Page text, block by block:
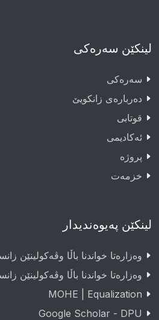
لینکێن سەرەکی
سەرەکى
دەربارەى زانکویێ
قوتابى
ئەکادیمى
پروژە
خزمەت
لینکێن پەیوەندیدار
وەزارەتا خواندنا باڵا وڤەکولینێن
وەزارەتا خواندنا باڵا وڤەکولینێن
MOHE | Equalization
Google Scholar - DPU